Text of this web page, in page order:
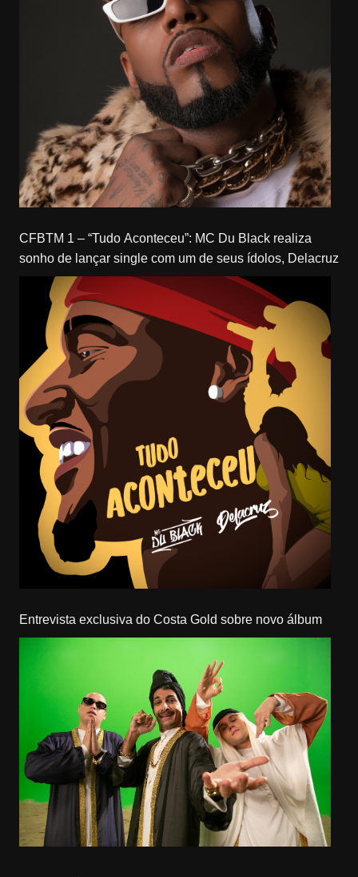
CFBTM 1 – “Tudo Aconteceu”: MC Du Black realiza
sonho de lançar single com um de seus ídolos, Delacruz
Entrevista exclusiva do Costa Gold sobre novo álbum